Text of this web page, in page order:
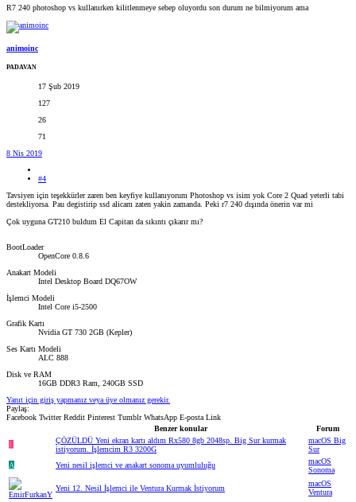
R7 240 photoshop vs kullanırken kilitlenmeye sebep oluyordu son durum ne bilmiyorum ama
animoinc
PADAVAN
17 Şub 2019
127
26
71
8 Nis 2019
#4
Tavsiyen için teşekkürler zaren ben keyfiye kullanıyorum Photoshop vs isim yok Core 2 Quad yeterli tabi
destekliyorsa. Pau degistirip ssd alicam zaten yakin zamanda. Peki r7 240 dışında önerin var mi
Çok uyguna GT210 buldum El Capitan da sıkıntı çıkarır mı?
BootLoader
OpenCore 0.8.6
Anakart Modeli
Intel Desktop Board DQ67OW
İşlemci Modeli
Intel Core i5-2500
Grafik Kartı
Nvidia GT 730 2GB (Kepler)
Ses Kartı Modeli
ALC 888
Disk ve RAM
16GB DDR3 Ram, 240GB SSD
Yanıt için giriş yapmanız veya üye olmanız gerekir.
Paylaş:
Facebook Twitter Reddit Pinterest Tumblr WhatsApp E-posta Link
Benzer konular
Forum
E
ÇÖZÜLDÜ Yeni ekran kartı aldım Rx580 8gb 2048sp. Big Sur kurmak
istiyorum. İşlemcim R3 3200G
macOS Big
Sur
A
Yeni nesil işlemci ve anakart sonoma uyumluluğu
macOS
Sonoma
Yeni 12. Nesil İşlemci ile Ventura Kurmak İstiyorum
macOS
Ventura